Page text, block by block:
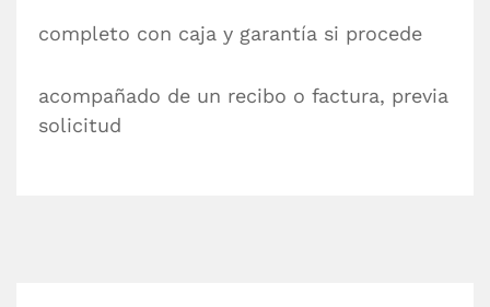
completo con caja y garantía si procede
acompañado de un recibo o factura, previa
solicitud